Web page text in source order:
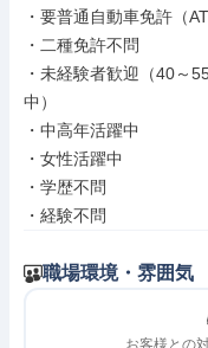
・要普通自動車免許（
・二種免許不問
・未経験者歓迎（40～
中）
・中高年活躍中
・女性活躍中
・学歴不問
・経験不問
職場環境・雰囲気
お客様との